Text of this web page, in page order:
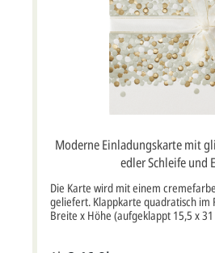
Moderne Einladungskarte mit
edler Schleife und
Die Karte wird mit einem
geliefert. Klappkarte quadratisch im
Breite x Höhe (aufgeklappt 15,5 x